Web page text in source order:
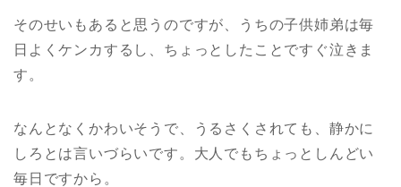
そのせいもあると思うのですが、うちの子供姉弟は毎
日よくケンカするし、ちょっとしたことですぐ泣きま
す。
なんとなくかわいそうで、うるさくされても、静かに
しろとは言いづらいです。大人でもちょっとしんどい
毎日ですから。